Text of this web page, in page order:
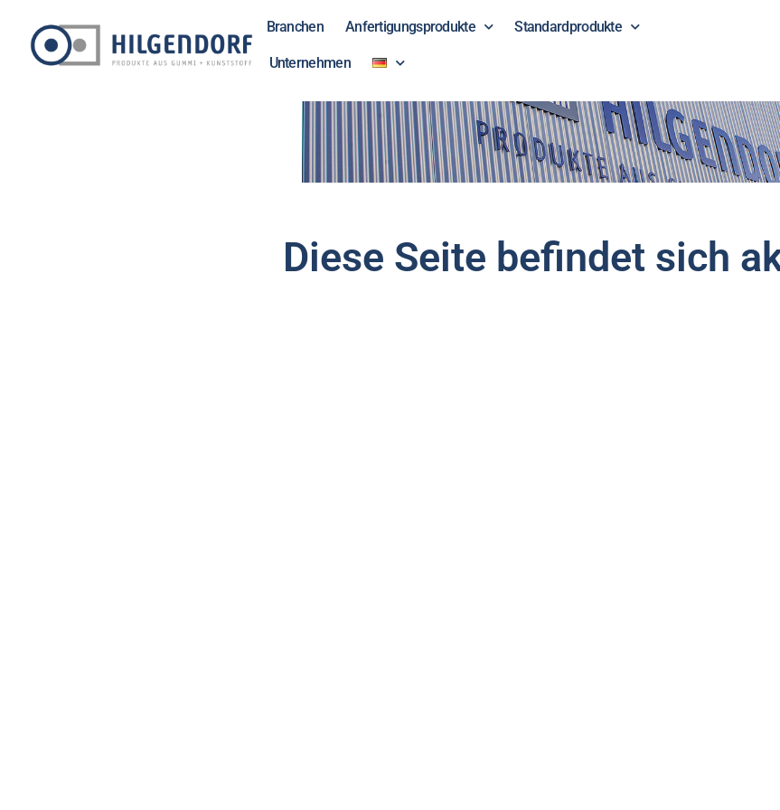
Branchen Anfertigungsprodukte Standardprodukte
Unternehmen
Diese Seite befindet sich